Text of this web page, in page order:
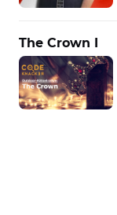
The Crown I